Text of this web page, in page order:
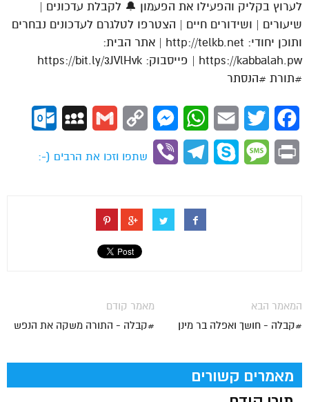
לערוץ בקליק והפעילו את הפעמון 🔔 לקבלת עדכונים |
שיעורים | ושידורים חיים | הצטרפו לטלגרם לעדכונים נבחרים
ותוכן יחודי: http://telkb.net | אתר הבית:
https://kabbalah.pw | פייסבוק: https://bit.ly/3JVlHvk
#תורת #הנסתר
Facebook
Twitter
Email
WhatsApp
Messenger
Copy
Gmail
MySpace
Print
Message
Skype
Telegram
Viber
שתפו וזכו את הרבים (-:
מאמר קודם
#קבלה - התורה משקה את הנפש
המאמר הבא
#קבלה - חושך ואפלה בר מינן
מאמרים קשורים